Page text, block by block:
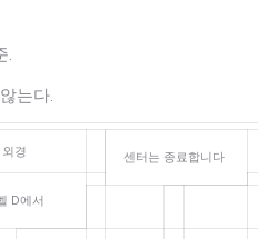
.
는다.
외경 센터는 종료합니다
D에서